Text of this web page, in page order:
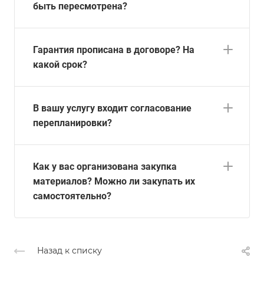
быть пересмотрена?
Гарантия прописана в договоре? На
какой срок?
В вашу услугу входит согласование
перепланировки?
Как у вас организована закупка
материалов? Можно ли закупать их
самостоятельно?
Назад к списку